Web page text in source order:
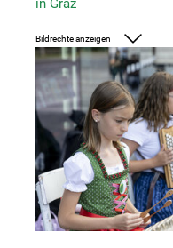
in Graz
Bildrechte anzeigen
Foto: UMJ/Nikola Milatovic